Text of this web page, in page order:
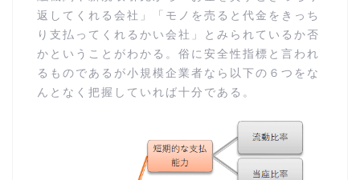
返してくれる会社」「モノを売ると代金をきっち
り支払ってくれるかい会社」とみられているか否
かということがわかる。俗に安全性指標と言われ
るものであるが小規模企業者なら以下の６つをな
んとなく把握していれば十分である。